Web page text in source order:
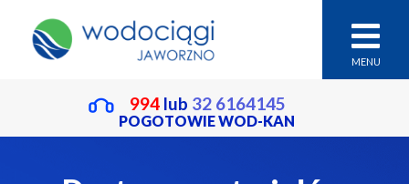
MENU
994 lub 32 6164145
POGOTOWIE WOD-KAN